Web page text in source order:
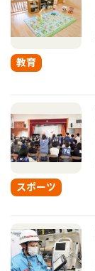
教育
スポーツ